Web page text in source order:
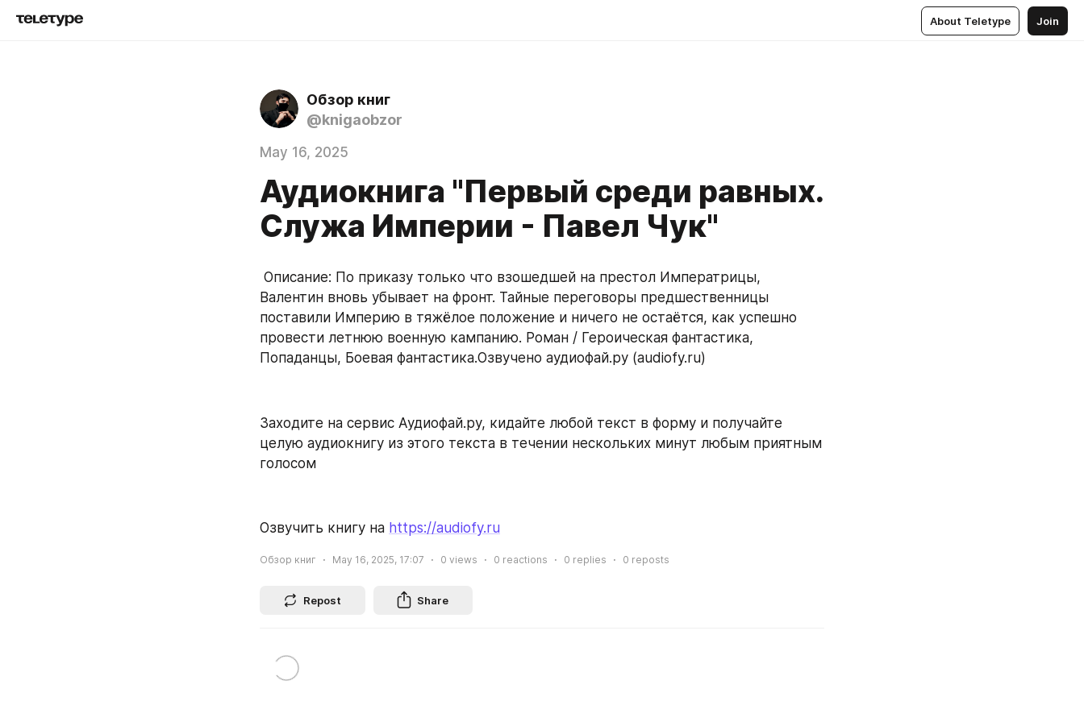
About Teletype Join
Обзор книг
@knigaobzor
May 16, 2025
Аудиокнига "Первый среди равных.
Служа Империи - Павел Чук"
Валентин вновь убывает на фронт. Тайные переговоры предшественницы
поставили Империю в тяжёлое положение и ничего не остаётся, как успешно
провести летнюю военную кампанию. Роман / Героическая фантастика,
Попаданцы, Боевая фантастика.Озвучено аудиофай.ру (audiofy.ru)
Заходите на сервис Аудиофай.ру, кидайте любой текст в форму и получайте
целую аудиокнигу из этого текста в течении нескольких минут любым приятным
голосом
Озвучить книгу на https://audiofy.ru
Обзор книг May 16, 2025, 17:07 0 views 0 reactions 0 replies 0 reposts
Repost Share